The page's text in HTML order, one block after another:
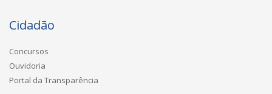
Cidadão
Concursos
Ouvidoria
Portal da Transparência